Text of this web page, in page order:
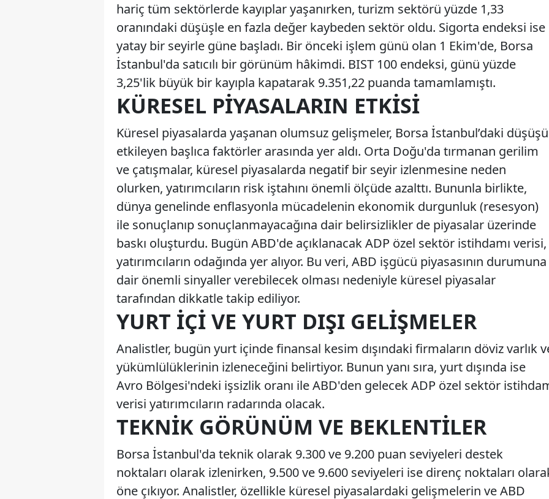
hariç tüm sektörlerde kayıplar yaşanırken, turizm sektörü yüzde 1,33
oranındaki düşüşle en fazla değer kaybeden sektör oldu. Sigorta endeksi ise
yatay bir seyirle güne başladı. Bir önceki işlem günü olan 1 Ekim'de, Borsa
İstanbul'da satıcılı bir görünüm hâkimdi. BIST 100 endeksi, günü yüzde
3,25'lik büyük bir kayıpla kapatarak 9.351,22 puanda tamamlamıştı.
KÜRESEL PIYASALARIN ETKISI
Küresel piyasalarda yaşanan olumsuz gelişmeler, Borsa İstanbul’daki düşüşü
etkileyen başlıca faktörler arasında yer aldı. Orta Doğu'da tırmanan gerilim
ve çatışmalar, küresel piyasalarda negatif bir seyir izlenmesine neden
olurken, yatırımcıların risk iştahını önemli ölçüde azalttı. Bununla birlikte,
dünya genelinde enflasyonla mücadelenin ekonomik durgunluk (resesyon)
ile sonuçlanıp sonuçlanmayacağına dair belirsizlikler de piyasalar üzerinde
baskı oluşturdu. Bugün ABD'de açıklanacak ADP özel sektör istihdamı verisi,
yatırımcıların odağında yer alıyor. Bu veri, ABD işgücü piyasasının durumuna
dair önemli sinyaller verebilecek olması nedeniyle küresel piyasalar
tarafından dikkatle takip ediliyor.
YURT İÇI VE YURT DIŞI GELIŞMELER
Analistler, bugün yurt içinde finansal kesim dışındaki firmaların döviz varlık
yükümlülüklerinin izleneceğini belirtiyor. Bunun yanı sıra, yurt dışında ise
Avro Bölgesi'ndeki işsizlik oranı ile ABD'den gelecek ADP özel sektör
verisi yatırımcıların radarında olacak.
TEKNIK GÖRÜNÜM VE BEKLENTILER
Borsa İstanbul'da teknik olarak 9.300 ve 9.200 puan seviyeleri destek
noktaları olarak izlenirken, 9.500 ve 9.600 seviyeleri ise direnç noktaları
öne çıkıyor. Analistler, özellikle küresel piyasalardaki gelişmelerin ve ABD